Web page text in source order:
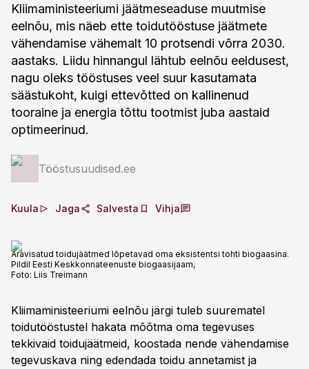
Kliimaministeeriumi jäätmeseaduse muutmise
eelnõu, mis näeb ette toidutööstuse jäätmete
vähendamise vähemalt 10 protsendi võrra 2030.
aastaks. Liidu hinnangul lähtub eelnõu eeldusest,
nagu oleks tööstuses veel suur kasutamata
säästukoht, kuigi ettevõtted on kallinenud
tooraine ja energia tõttu tootmist juba aastaid
optimeerinud.
Tööstusuudised.ee
Kuula Jaga Salvesta Vihja
Äravisatud toidujäätmed lõpetavad oma eksistentsi tohti biogaasina.
Pildil Eesti Keskkonnateenuste biogaasijaam,
Foto: Liis Treimann
Kliimaministeeriumi eelnõu järgi tuleb suurematel
toidutööstustel hakata mõõtma oma tegevuses
tekkivaid toidujäätmeid, koostada nende vähendamise
tegevuskava ning edendada toidu annetamist ja